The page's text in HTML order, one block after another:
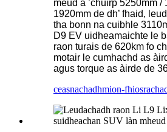
meud a ’chuirp 5250mm /
1920mm de dh’ fhaid,
tha bonn na cuibhle
D9 EV uidheamaichte le
raon turais de 620km fo
motair le cumhachd as
agus torque as àirde de
ceasnachadhmion-